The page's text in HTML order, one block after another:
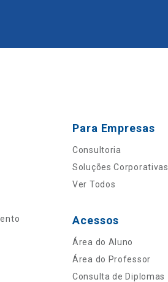
Para Empresas
Consultoria
Soluções Corporativas
Ver Todos
Acessos
Área do Aluno
Área do Professor
Consulta de Diplomas